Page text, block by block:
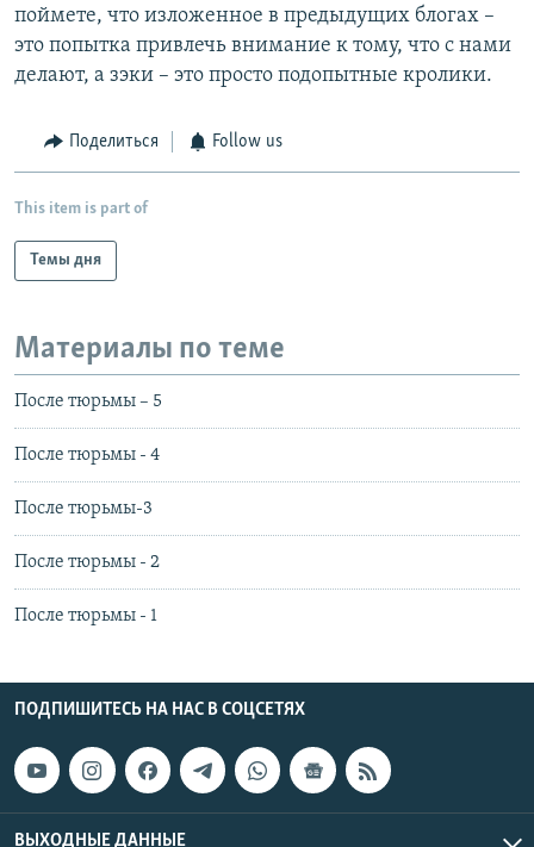
поймете, что изложенное в предыдущих блогах –
это попытка привлечь внимание к тому, что с нами
делают, а зэки – это просто подопытные кролики.
Поделиться Follow us
This item is part of
Темы дня
Материалы по теме
После тюрьмы – 5
После тюрьмы - 4
После тюрьмы-3
После тюрьмы - 2
После тюрьмы - 1
ПОДПИШИТЕСЬ НА НАС В СОЦСЕТЯХ
ВЫХОДНЫЕ ДАННЫЕ